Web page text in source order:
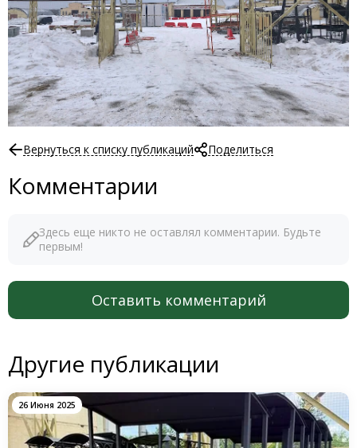
Вернуться к списку публикаций Поделиться
Комментарии
Здесь еще никто не оставлял комментарии. Будьте
первым!
Оставить комментарий
Другие публикации
26 Июня 2025